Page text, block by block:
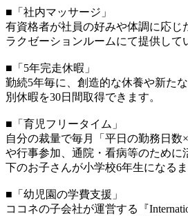
■「社内マッサージ」
有資格者が社員の好みや体調に応じ
ラクゼーションルームにて提供して
■「5年完走休暇」
勤続5年毎に、創造的な休養や新た
別休暇を30日間取得できます。
■「育児フリータイム」
自分の裁量で毎月「平日の勤務日数
や行事参加、通院・看病等のために
下のお子さんが小学校6年生になる
■「幼児園の学費支援」
ココネの子会社が運営する『